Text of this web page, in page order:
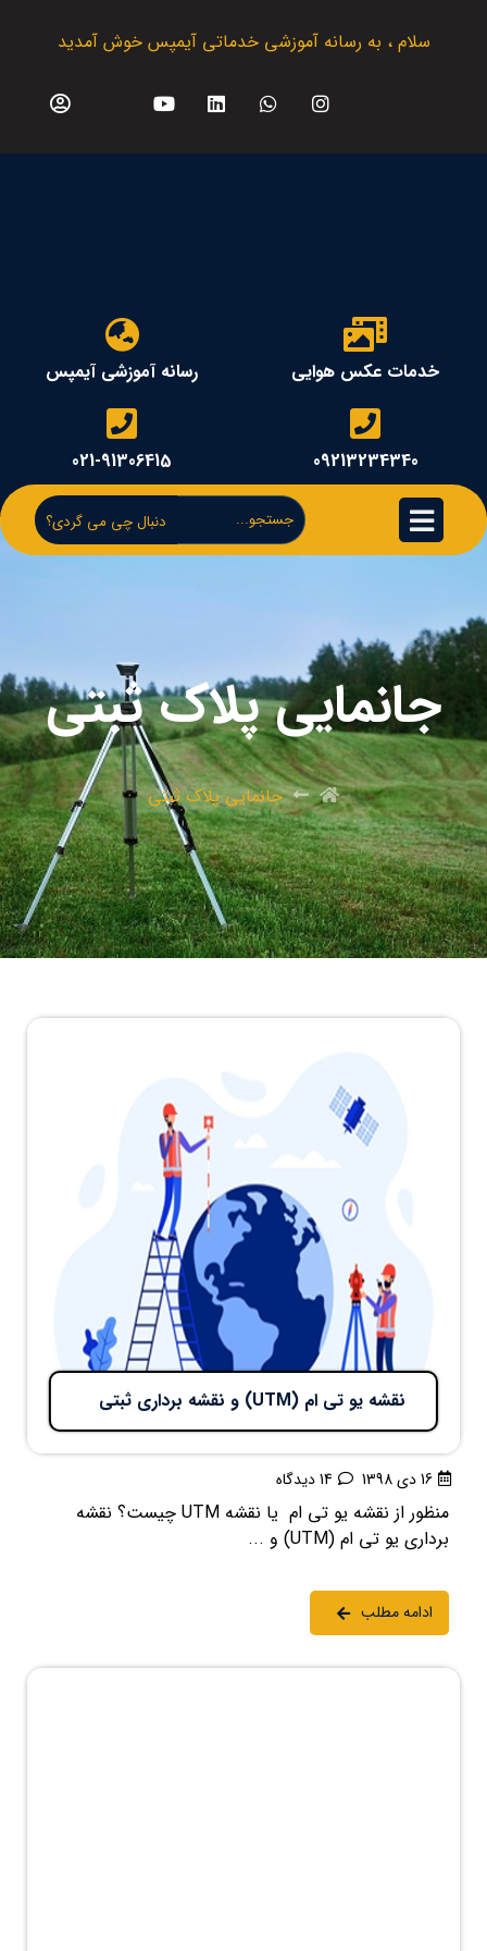
سلام ، به رسانه آموزشی خدماتی آیمپس خوش آمدید
خدمات عکس هوایی
09213234340
رسانه آموزشی آیمپس
021-91306415
دنبال چی می گردی؟
جانمایی پلاک ثبتی
جانمایی پلاک ثبتی
نقشه یو تی ام (UTM) و نقشه برداری ثبتی
16 دی 1398 14 دیدگاه
منظور از نقشه یو تی ام یا نقشه UTM چیست؟ نقشه
برداری یو تی ام (UTM) و ...
ادامه مطلب